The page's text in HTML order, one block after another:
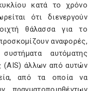
κατά το χρόνο
ότι διενεργούν
θάλασσα για το
αναφορές,
αυτόματης
(AIS) άλλων από αυτών
από τα οποία να